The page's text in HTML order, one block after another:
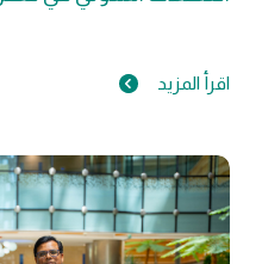
اقرأ المزيد